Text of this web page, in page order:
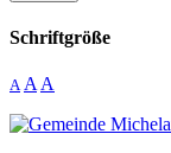
Schriftgröße
A A A